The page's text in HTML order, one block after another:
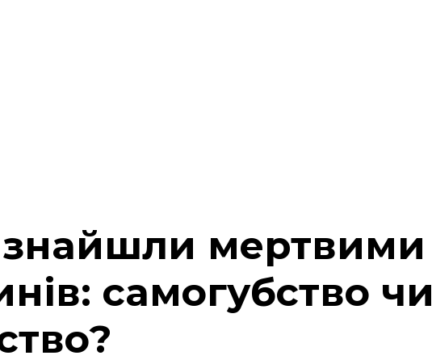
мертвими
самогубство чи